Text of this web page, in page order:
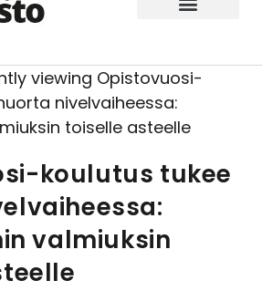
koulutus tukee
valmiuksin